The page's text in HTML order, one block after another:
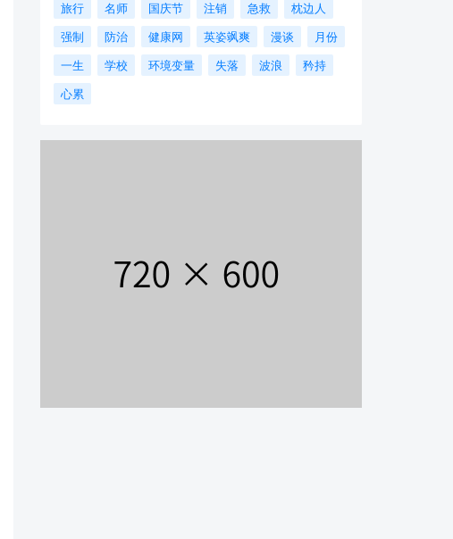
旅行
名师 国庆节 注销 急救
枕边人
强制
防治 健康网 英姿飒爽 漫谈
月份
一生
学校 环境变量 失落 波浪
矜持
心累